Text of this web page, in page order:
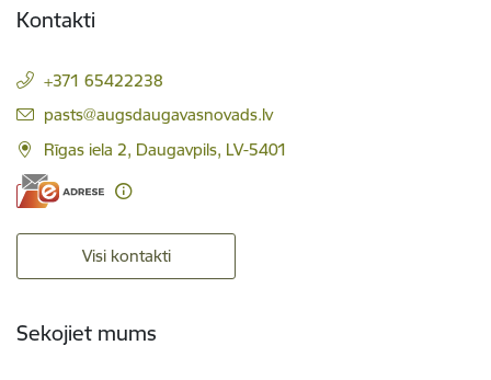
Kontakti
+371 65422238
E-pasts:
pasts@augsdaugavasnovads.lv
Rīgas iela 2, Daugavpils, LV-5401
Visi kontakti
Sekojiet mums